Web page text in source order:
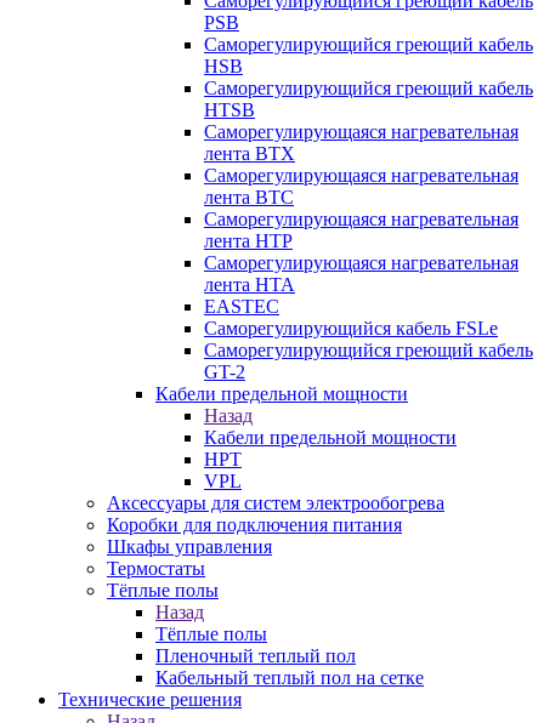
PSB
Саморегулирующийся греющий кабель
HSB
Саморегулирующийся греющий кабель
HTSB
Саморегулирующаяся нагревательная
лента ВТХ
Саморегулирующаяся нагревательная
лента ВТС
Саморегулирующаяся нагревательная
лента НТР
Саморегулирующаяся нагревательная
лента НТА
EASTEC
Саморегулирующийся кабель FSLe
Саморегулирующийся греющий кабель
GT-2
Кабели предельной мощности
Назад
Кабели предельной мощности
HPT
VPL
Аксессуары для систем электрообогрева
Коробки для подключения питания
Шкафы управления
Термостаты
Тёплые полы
Назад
Тёплые полы
Пленочный теплый пол
Кабельный теплый пол на сетке
Технические решения